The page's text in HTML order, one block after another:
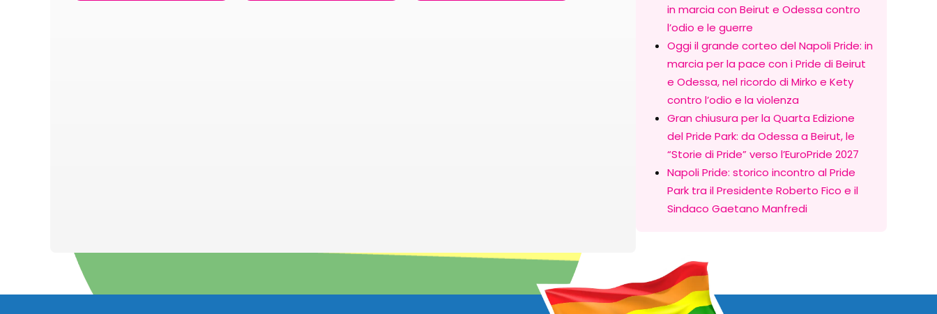
in marcia con Beirut e Odessa contro
l’odio e le guerre
Oggi il grande corteo del Napoli Pride: in
marcia per la pace con i Pride di Beirut
e Odessa, nel ricordo di Mirko e Kety
contro l’odio e la violenza
Gran chiusura per la Quarta Edizione
del Pride Park: da Odessa a Beirut, le
“Storie di Pride” verso l’EuroPride 2027
Napoli Pride: storico incontro al Pride
Park tra il Presidente Roberto Fico e il
Sindaco Gaetano Manfredi